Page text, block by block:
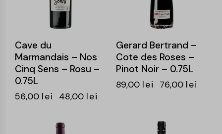
Cave du
Marmandais – Nos
Cinq Sens – Rosu –
0.75L
56,00 lei 48,00 lei
Gerard Bertrand –
Cote des Roses –
Pinot Noir – 0.75L
89,00 lei 76,00 lei